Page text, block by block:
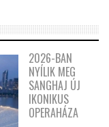
2026-BAN
NYÍLIK MEG
SANGHAJ ÚJ
IKONIKUS
OPERAHÁZA